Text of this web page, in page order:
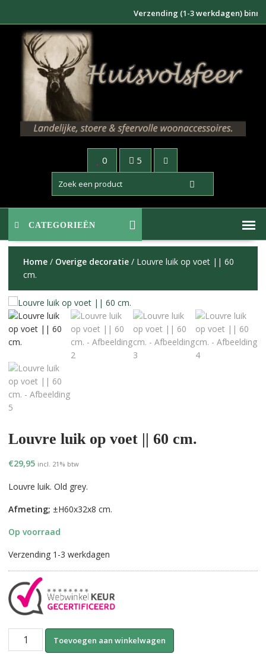
inhoud
Verzending (1-3 werkdagen)
0 5
CATEGORIEËN
Home/ Overige decoratie/ Louvre luik op voet || 60
cm.
Louvre luik op voet || 60 cm.
€29,95 incl. 21% btw
Louvre luik. Old grey.
Afmeting; ±H60x32x8 cm.
Op voorraad
Verzending 1-3 werkdagen
Louvre
Toevoegen aan winkelwagen